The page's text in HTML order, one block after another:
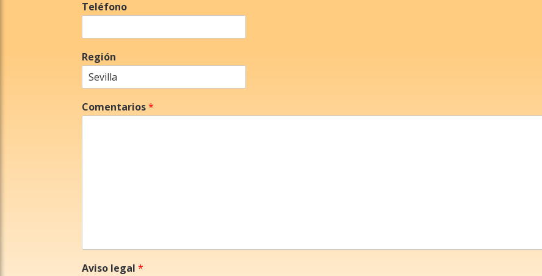
Teléfono
Región
Comentarios*
Aviso legal*